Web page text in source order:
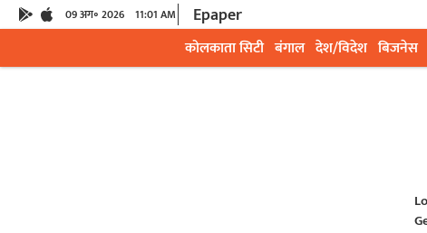
09 अग॰ 2026 11:01 AM Epaper
कोलकाता सिटी बंगाल देश/विदेश बिजनेस